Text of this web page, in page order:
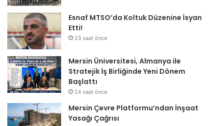
Esnaf MTSO’da Koltuk Düzenine İsyan
Etti!
23 saat önce
Mersin Üniversitesi, Almanya ile
Stratejik İş Birliğinde Yeni Dönem
Başlattı
24 saat önce
Mersin Çevre Platformu’ndan İnşaat
Yasağı Çağrısı